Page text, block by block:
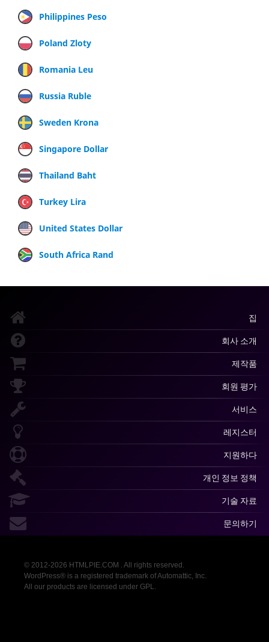
Philippines Peso
Poland Zloty
Romania Leu
Russia Ruble
Sweden Krona
Singapore Dollar
Thailand Baht
Turkey Lira
United States Dollar
South Africa Rand
집
회사 소개
제작품
회원 평가
서비스
레지스터
지원하다
개인 정보 정책
기술 자료
문의하기
© 2012-2026 HTMLPIE.COM . All rights reserved.
WordPress® is a registered trademark of Automattic, Inc.
All our products are licensed under GPL.